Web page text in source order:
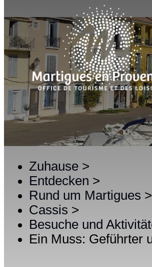
Zuhause >
Entdecken >
Rund um Martigues >
Cassis >
Besuche und
Ein Muss: Geführter